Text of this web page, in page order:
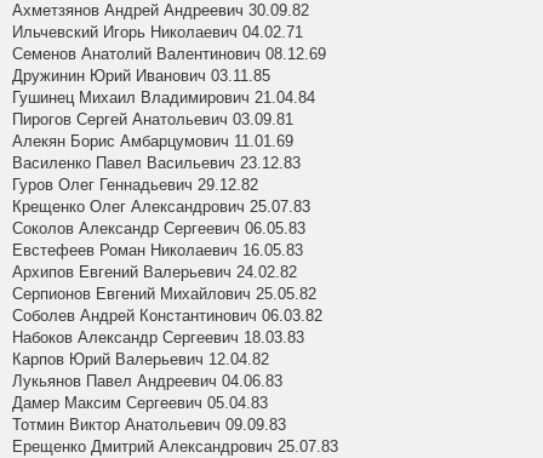
Ахметзянов Андрей Андреевич 30.09.82
Ильчевский Игорь Николаевич 04.02.71
Семенов Анатолий Валентинович 08.12.69
Дружинин Юрий Иванович 03.11.85
Гушинец Михаил Владимирович 21.04.84
Пирогов Сергей Анатольевич 03.09.81
Алекян Борис Амбарцумович 11.01.69
Василенко Павел Васильевич 23.12.83
Гуров Олег Геннадьевич 29.12.82
Крещенко Олег Александрович 25.07.83
Соколов Александр Сергеевич 06.05.83
Евстефеев Роман Николаевич 16.05.83
Архипов Евгений Валерьевич 24.02.82
Серпионов Евгений Михайлович 25.05.82
Соболев Андрей Константинович 06.03.82
Набоков Александр Сергеевич 18.03.83
Карпов Юрий Валерьевич 12.04.82
Лукьянов Павел Андреевич 04.06.83
Дамер Максим Сергеевич 05.04.83
Тотмин Виктор Анатольевич 09.09.83
Ерещенко Дмитрий Александрович 25.07.83